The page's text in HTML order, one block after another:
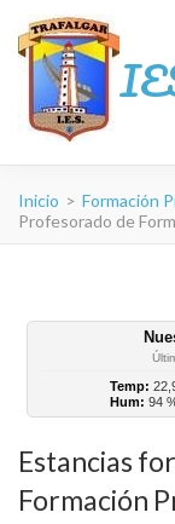
Inicio > Formación
Profesorado de
Temp:
Hum: 94
Estancias
Formación